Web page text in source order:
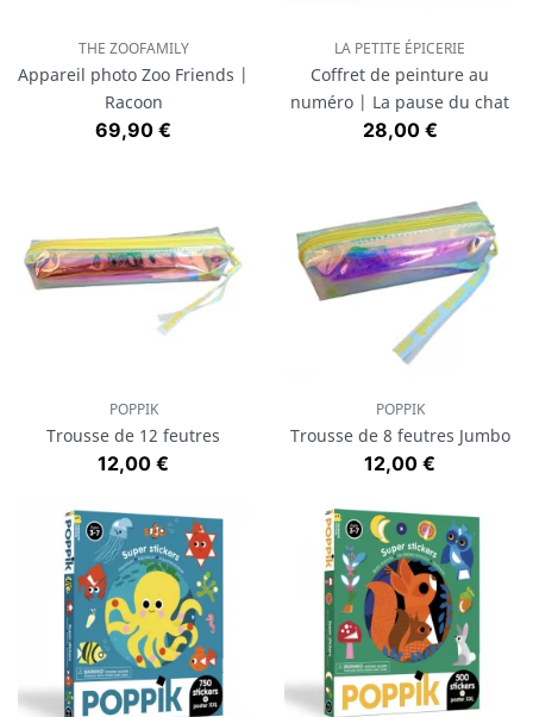
THE ZOOFAMILY
Appareil photo Zoo Friends |
Racoon
Prix
69,90 €
LA PETITE ÉPICERIE
Coffret de peinture au
numéro | La pause du chat
Prix
28,00 €
POPPIK
Trousse de 12 feutres
Prix
12,00 €
POPPIK
Trousse de 8 feutres Jumbo
Prix
12,00 €